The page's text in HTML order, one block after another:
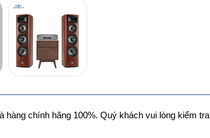
hàng chính hãng 100%. Quý khách vui lòng kiểm